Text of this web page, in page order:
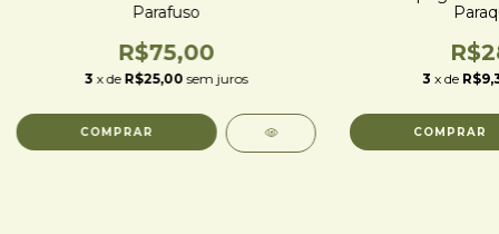
Parafuso
R$75,00
3 x de R$25,00 sem juros 3 x de